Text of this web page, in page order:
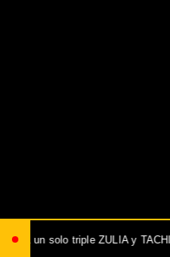
hoy sale: LOTERIA al